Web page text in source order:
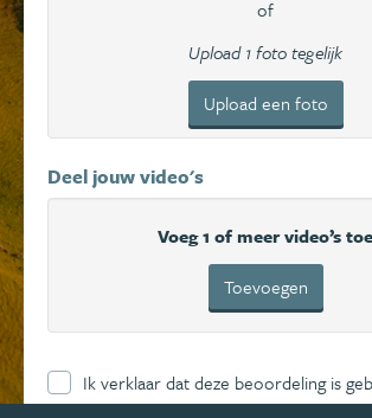
of
Upload 1 foto tegelijk
Upload een foto
Deel jouw video's
Voeg 1 of meer video’s toe
Toevoegen
Ik verklaar dat deze beoordeling is
mijn eigen ervaring en ga hierbij